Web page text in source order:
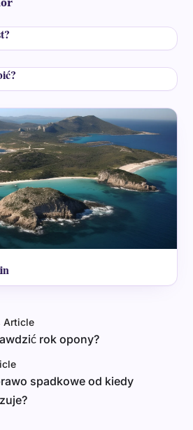
Article
rok opony?
spadkowe od kiedy